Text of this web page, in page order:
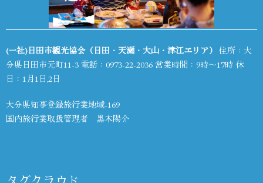
(一社)日田市観光協会（日田・天瀬・大山・津江エリア） 住所：大
分県日田市元町11-3 電話： 0973-22-2036 営業時間：9時～17時 休
日：1月1日,2日
大分県知事登録旅行業地域-169
国内旅行業取扱管理者 黒木陽介